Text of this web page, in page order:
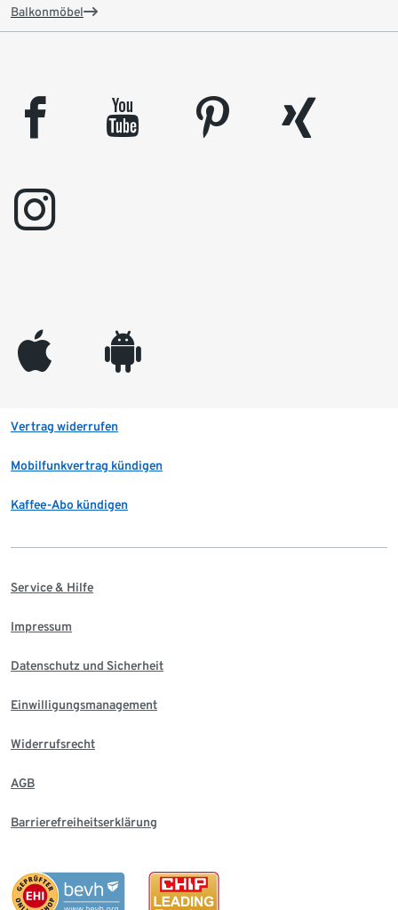
Balkonmöbel
facebook youtube pinterest
xing
instagram
appleinc android
Vertrag widerrufen
Mobilfunkvertrag kündigen
Kaffee-Abo kündigen
Service & Hilfe
Impressum
Datenschutz und Sicherheit
Einwilligungsmanagement
Widerrufsrecht
AGB
Barrierefreiheitserklärung